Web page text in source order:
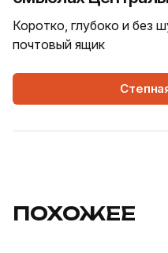
Коротко, глубоко и без
почтовый ящик
ПОХОЖЕЕ